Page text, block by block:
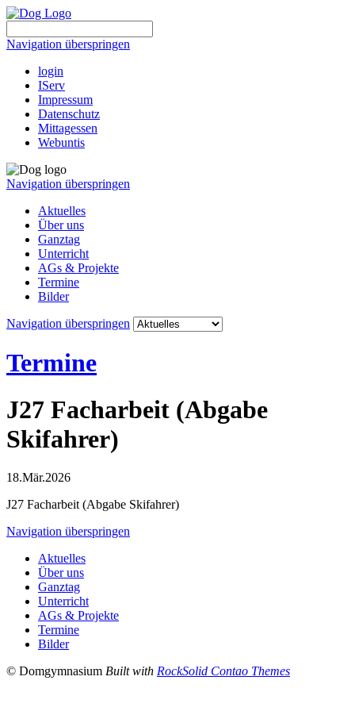
Navigation überspringen
login
IServ
Impressum
Datenschutz
Mittagessen
Webuntis
Navigation überspringen
Aktuelles
Über uns
Ganztag
Unterricht
AGs & Projekte
Termine
Bilder
Navigation überspringen
Termine
J27 Facharbeit (Abgabe
Skifahrer)
18.Mär.2026
J27 Facharbeit (Abgabe Skifahrer)
Navigation überspringen
Aktuelles
Über uns
Ganztag
Unterricht
AGs & Projekte
Termine
Bilder
© Domgymnasium Built with RockSolid Contao Themes